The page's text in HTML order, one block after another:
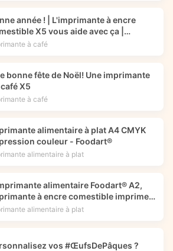
professionnels et découvrirez comment
rehausser vos présentations de
année ! | L'imprimante à encre
X5 vous aide avec ça |
de Foodprinttech
à café
bonne fête de Noël! Une imprimante
X5
à café
alimentaire à plat A4 CMYK
couleur - Foodart®
alimentaire à plat
alimentaire Foodart® A2,
à encre comestible imprime
image de fleur sur des macarons.
alimentaire à plat
vos #ŒufsDePâques ?